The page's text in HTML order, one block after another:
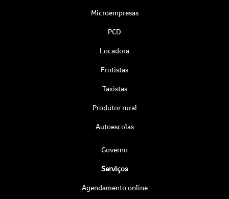
Microempresas
PCD
Locadora
Frotistas
Taxistas
Produtor rural
Autoescolas
Governo
Serviços
Agendamento online